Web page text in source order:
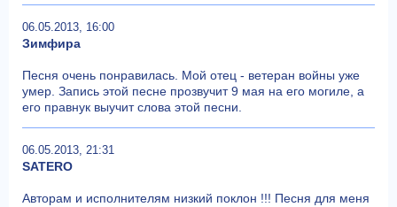
06.05.2013, 16:00
Зимфира
Песня очень понравилась. Мой отец - ветеран войны уже
умер. Запись этой песне прозвучит 9 мая на его могиле, а
его правнук выучит слова этой песни.
06.05.2013, 21:31
SATERO
Авторам и исполнителям низкий поклон !!! Песня для меня